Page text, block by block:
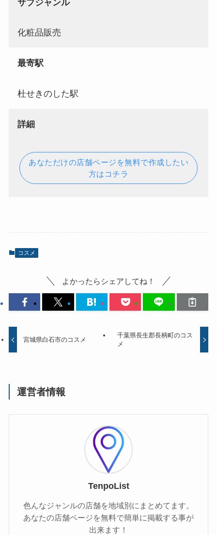
サブジャンル
化粧品販売
最寄駅
杜せきのした駅
詳細
あなただけの店舗ページを無料で作成したい
方はコチラ
コスメ
よかったらシェアしてね！
宮城県白石市のコスメ
千葉県長生郡長柄町のコス
メ
運営者情報
TenpoList
色んなジャンルの店舗を地域別にまとめてます。
あなたの店舗ページを無料で簡単に掲載する事が
出来ます！